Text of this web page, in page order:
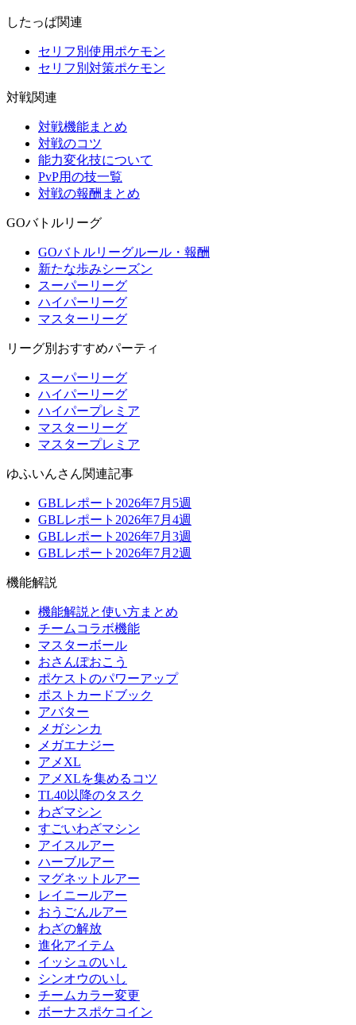
したっぱ関連
セリフ別使用ポケモン
セリフ別対策ポケモン
対戦関連
対戦機能まとめ
対戦のコツ
能力変化技について
PvP用の技一覧
対戦の報酬まとめ
GOバトルリーグ
GOバトルリーグルール・報酬
新たな歩みシーズン
スーパーリーグ
ハイパーリーグ
マスターリーグ
リーグ別おすすめパーティ
スーパーリーグ
ハイパーリーグ
ハイパープレミア
マスターリーグ
マスタープレミア
ゆふいんさん関連記事
GBLレポート2026年7月5週
GBLレポート2026年7月4週
GBLレポート2026年7月3週
GBLレポート2026年7月2週
機能解説
機能解説と使い方まとめ
チームコラボ機能
マスターボール
おさんぽおこう
ポケストのパワーアップ
ポストカードブック
アバター
メガシンカ
メガエナジー
アメXL
アメXLを集めるコツ
TL40以降のタスク
わざマシン
すごいわざマシン
アイスルアー
ハーブルアー
マグネットルアー
レイニールアー
おうごんルアー
わざの解放
進化アイテム
イッシュのいし
シンオウのいし
チームカラー変更
ボーナスポケコイン